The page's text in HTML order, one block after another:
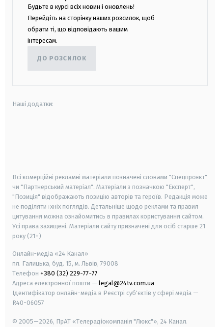
Будьте в курсі всіх новин і оновлень!
Перейдіть на сторінку наших розсилок, щоб
обрати ті, що відповідають вашим
інтересам.
ДО РОЗСИЛОК
Наші додатки:
Всі комерційні рекламні матеріали позначені словами "Спецпроєкт"
чи "Партнерський матеріал". Матеріали з позначкою "Експерт",
"Позиція" відображають позицію авторів та героїв. Редакція може
не поділяти їхніх поглядів. Детальніше щодо реклами та правил
цитування можна ознайомитись в правилах користування сайтом.
Усі права захищені. Матеріали сайту призначені для осіб старше 21
року (21+)
Онлайн-медіа «24 Канал»
пл. Галицька, буд. 15, м. Львів, 79008
Телефон +380 (32) 229-77-77
Адреса електронної пошти — legal@24tv.com.ua
Ідентифікатор онлайн-медіа в Реєстрі суб'єктів у сфері медіа —
R40-06057
© 2005—2026, ПрАТ «Телерадіокомпанія "Люкс"», 24 Канал.